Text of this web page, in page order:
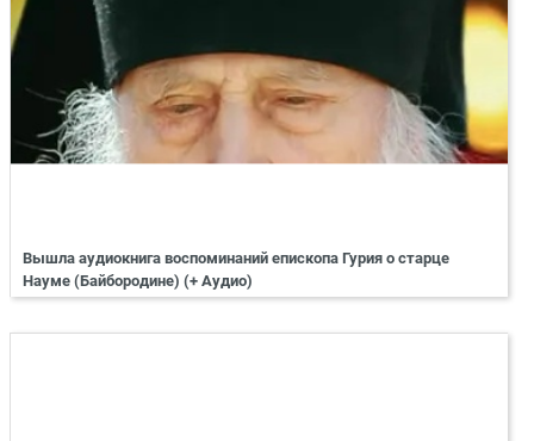
Вышла аудиокнига воспоминаний епископа Гурия о старце
Науме (Байбородине) (+ Аудио)